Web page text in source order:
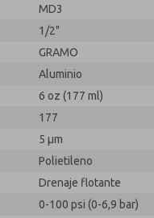
MD3
1/2"
GRAMO
Aluminio
6 oz (177 ml)
177
5 µm
Polietileno
Drenaje flotante
0-100 psi (0-6,9 bar)